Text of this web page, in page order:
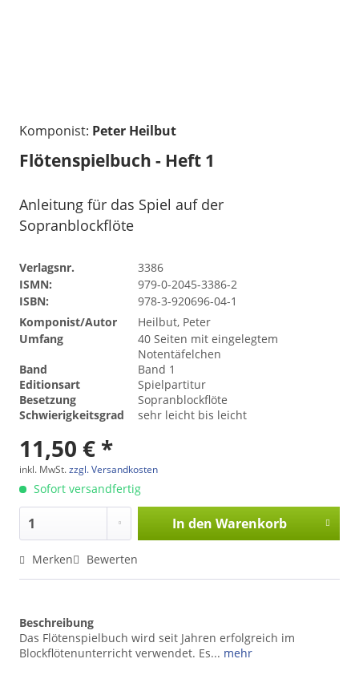
Komponist: Peter Heilbut
Flötenspielbuch - Heft 1
Anleitung für das Spiel auf der
Sopranblockflöte
Verlagsnr.
3386
ISMN:
979-0-2045-3386-2
ISBN:
978-3-920696-04-1
Komponist/Autor
Heilbut, Peter
Umfang
40 Seiten mit eingelegtem
Notentäfelchen
Band
Band 1
Editionsart
Spielpartitur
Besetzung
Sopranblockflöte
Schwierigkeitsgrad
sehr leicht bis leicht
11,50 € *
inkl. MwSt.zzgl. Versandkosten
Sofort versandfertig
In den Warenkorb
Merken Bewerten
Beschreibung
Das Flötenspielbuch wird seit Jahren erfolgreich im
Blockflötenunterricht verwendet. Es... mehr